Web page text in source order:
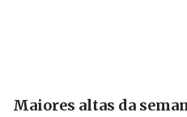
Maiores altas da